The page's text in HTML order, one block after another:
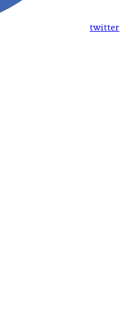
twitter